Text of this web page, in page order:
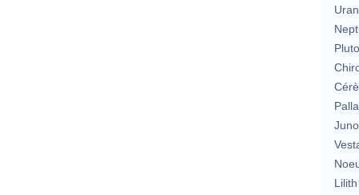
Lilith